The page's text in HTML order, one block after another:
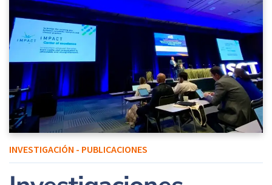
INVESTIGACIÓN - PUBLICACIONES